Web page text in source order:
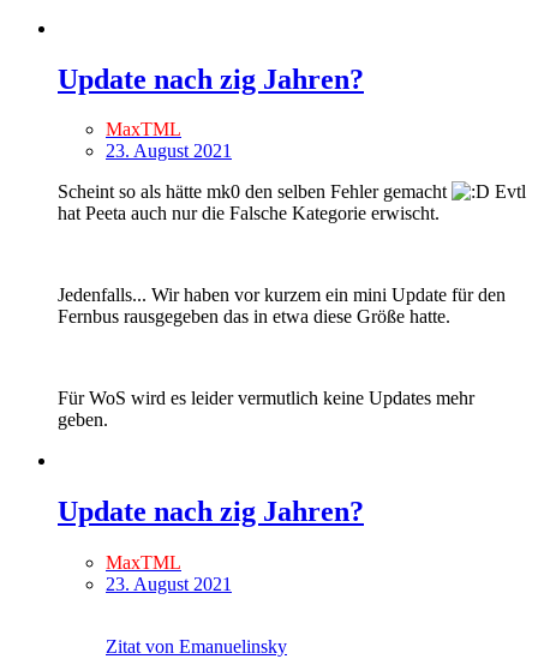
Update nach zig Jahren?
MaxTML
23. August 2021
Scheint so als hätte mk0 den selben Fehler gemacht
Evtl
hat Peeta auch nur die Falsche Kategorie erwischt.
Jedenfalls... Wir haben vor kurzem ein mini Update für den
Fernbus rausgegeben das in etwa diese Größe hatte.
Für WoS wird es leider vermutlich keine Updates mehr
geben.
Update nach zig Jahren?
MaxTML
23. August 2021
Zitat von Emanuelinsky